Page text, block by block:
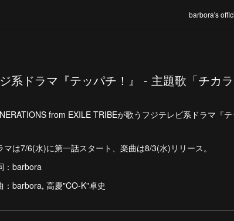
barbora's
系ドラマ『テッパチ！』 - 主題歌「チカラ
from EXILE TRIBEが歌うフジテレビ系ドラマ『
マは7/6(水)に第一話スタート、楽曲は8/3(水)リリース。
：barbora
：barbora, 高慶"CO-K"卓史